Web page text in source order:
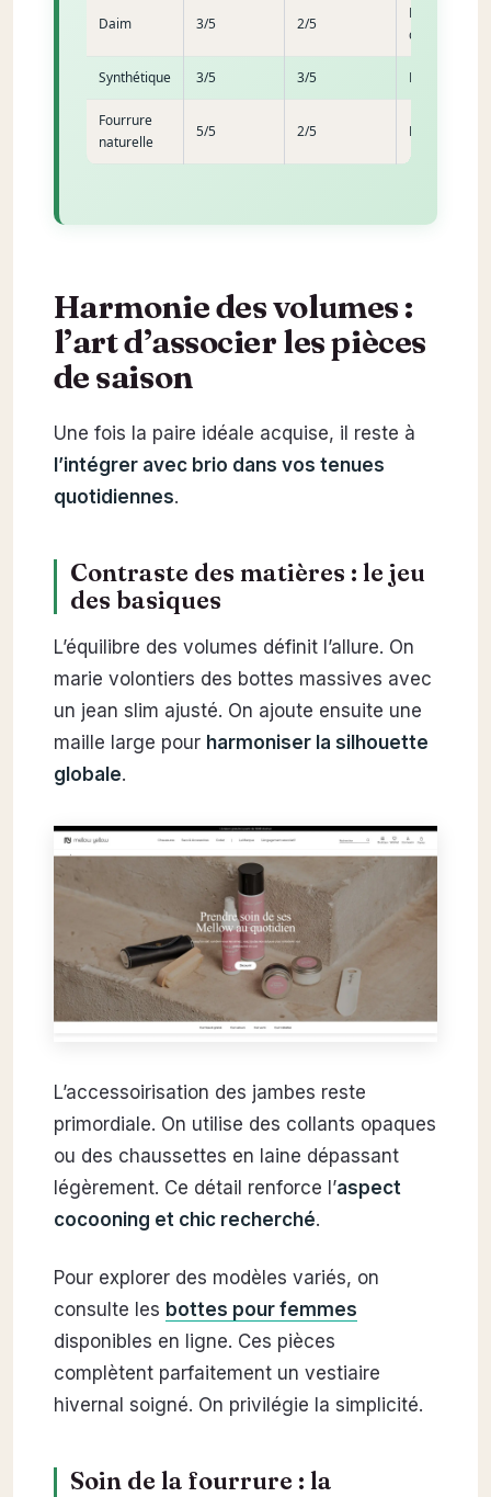
Daim 3/5 2/5
Bohème
chic
Synthétique 3/5 3/5 Moderne
Fourrure
naturelle
5/5 2/5 Luxe
Harmonie des volumes :
l’art d’associer les pièces
de saison
Une fois la paire idéale acquise, il reste à
l’intégrer avec brio dans vos tenues
quotidiennes.
Contraste des matières : le jeu
des basiques
L’équilibre des volumes définit l’allure. On
marie volontiers des bottes massives avec
un jean slim ajusté. On ajoute ensuite une
maille large pour harmoniser la silhouette
globale.
L’accessoirisation des jambes reste
primordiale. On utilise des collants opaques
ou des chaussettes en laine dépassant
légèrement. Ce détail renforce l’aspect
cocooning et chic recherché.
Pour explorer des modèles variés, on
consulte les bottes pour femmes
disponibles en ligne. Ces pièces
complètent parfaitement un vestiaire
hivernal soigné. On privilégie la simplicité.
Soin de la fourrure : la